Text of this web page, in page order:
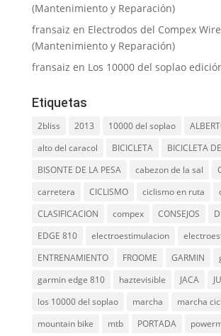
(Mantenimiento y Reparación)
fransaiz en Electrodos del Compex
(Mantenimiento y Reparación)
fransaiz en Los 10000 del soplao
Etiquetas
2bliss 2013 10000 del soplao
alto del caracol
BICICLETA
BICICLETA
BISONTE DE LA PESA
cabezon de la sal
carretera
CICLISMO ciclismo en ruta
CLASIFICACION
compex CONSEJOS
EDGE 810
electroestimulacion
ENTRENAMIENTO
FROOME GARMIN
garmin edge 810
haztevisible JACA
los 10000 del soplao
marcha
marcha
mountain bike
mtb PORTADA